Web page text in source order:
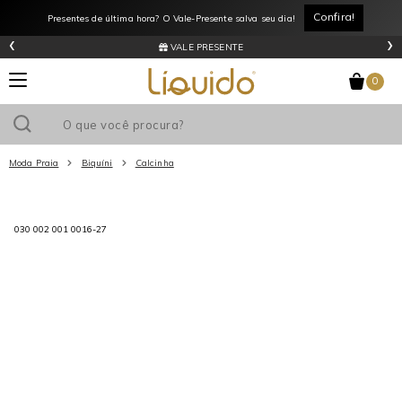
Presentes de última hora? O Vale-Presente salva seu dia! Confira!
VALE PRESENTE
‹ ›
0
Moda Praia Biquíni Calcinha
030 002 001 0016-27